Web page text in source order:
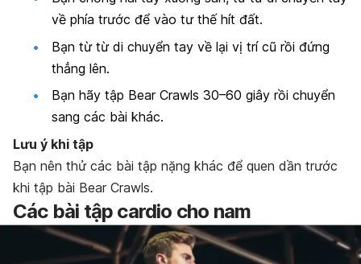
về phía trước để vào tư thế hít đất.
Bạn từ từ di chuyển tay về lại vị trí cũ rồi đứng
thẳng lên.
Bạn hãy tập Bear Crawls 30–60 giây rồi chuyển
sang các bài khác.
Lưu ý khi tập
Bạn nên thử các bài tập nặng khác để quen dần trước
khi tập bài Bear Crawls.
Các bài tập cardio cho nam